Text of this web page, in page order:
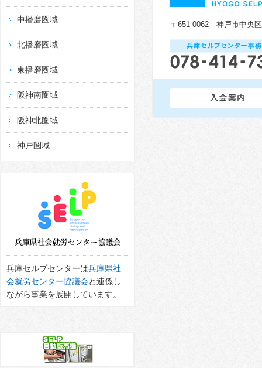
〒651-0062 神戸市中央
中播磨圏域
北播磨圏域
東播磨圏域
阪神南圏域
阪神北圏域
神戸圏域
兵庫セルプセンターは兵庫県社
会就労センター協議会と連係し
ながら事業を展開しています。